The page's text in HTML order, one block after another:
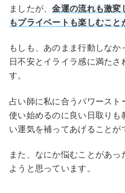
ましたが、金運の流れも激変
もプライベートも楽しむこと
もしも、あのまま行動しな
日不安とイライラ感に満た
す。
占い師に私に合うパワースト
使い始めるのに良い日取りも
い運気を補ってあげることが
また、なにか悩むことがあ
ようと思っています。